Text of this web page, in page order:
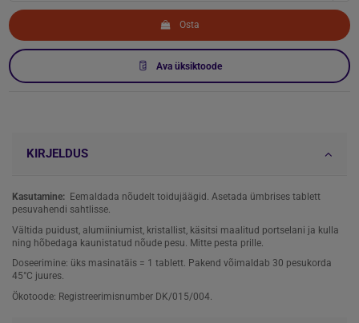
Osta
Ava üksiktoode
KIRJELDUS
Kasutamine: Eemaldada nõudelt toidujäägid. Asetada ümbrises tablett
pesuvahendi sahtlisse.
Vältida puidust, alumiiniumist, kristallist, käsitsi maalitud portselani ja kulla
ning hõbedaga kaunistatud nõude pesu. Mitte pesta prille.
Doseerimine: üks masinatäis = 1 tablett. Pakend võimaldab 30 pesukorda
45°C juures.
Ökotoode: Registreerimisnumber DK/015/004.